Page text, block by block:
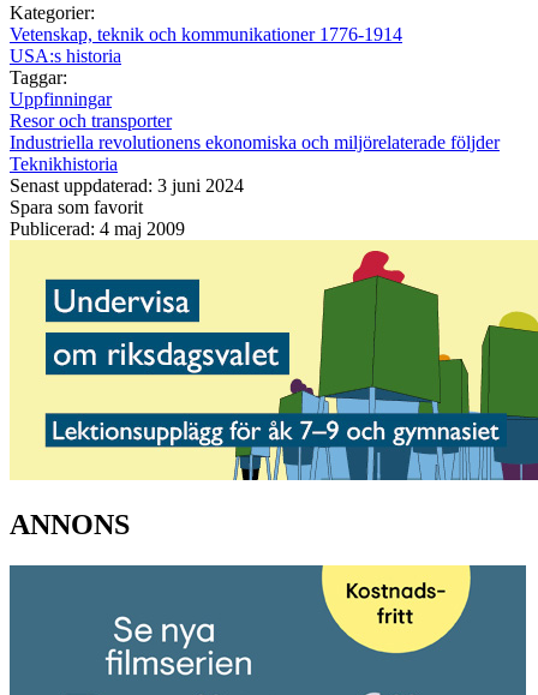
Kategorier:
Vetenskap, teknik och kommunikationer 1776-1914
USA:s historia
Taggar:
Uppfinningar
Resor och transporter
Industriella revolutionens ekonomiska och miljörelaterade följder
Teknikhistoria
Senast uppdaterad: 3 juni 2024
Spara som favorit
Publicerad: 4 maj 2009
ANNONS